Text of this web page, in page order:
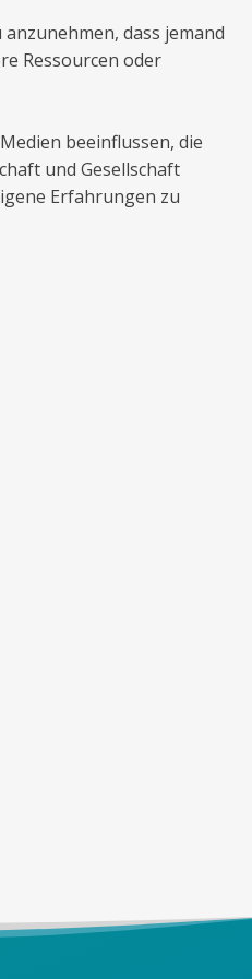
dass jemand
Ressourcen oder
beeinflussen, die
und Gesellschaft
Erfahrungen zu